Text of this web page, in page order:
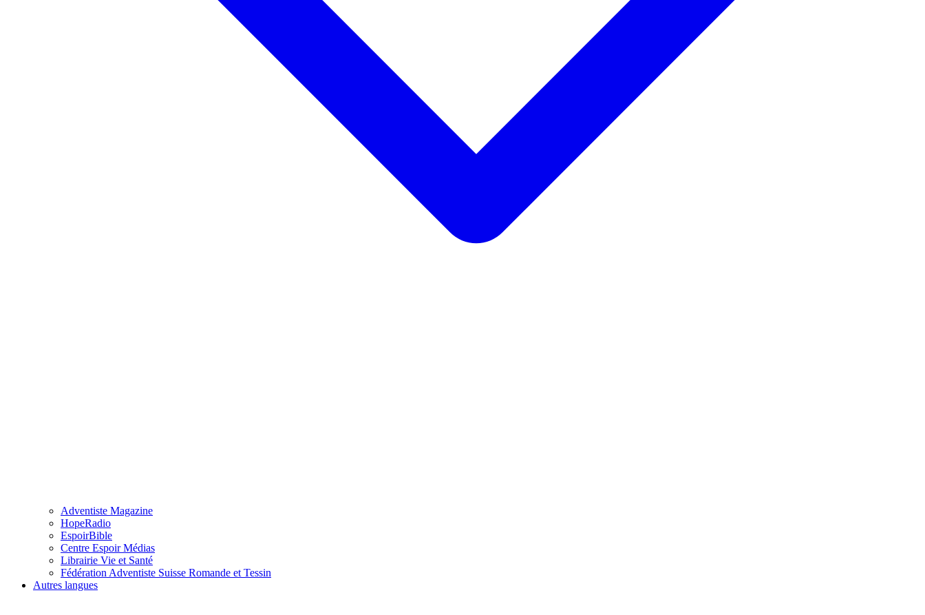
Adventiste Magazine
HopeRadio
EspoirBible
Centre Espoir Médias
Librairie Vie et Santé
Fédération Adventiste Suisse Romande et Tessin
Autres langues